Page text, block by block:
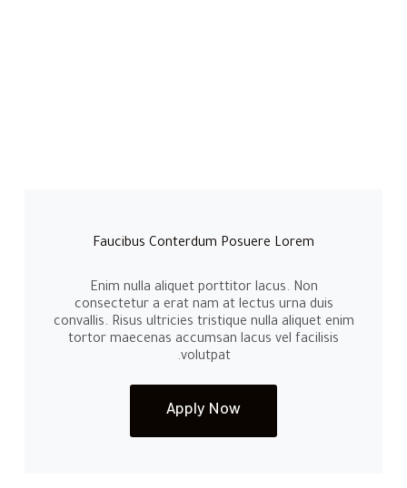
Faucibus Conterdum Posuere Lorem
Enim nulla aliquet porttitor lacus. Non
consectetur a erat nam at lectus urna duis
convallis. Risus ultricies tristique nulla aliquet enim
tortor maecenas accumsan lacus vel facilisis
volutpat.
Apply Now